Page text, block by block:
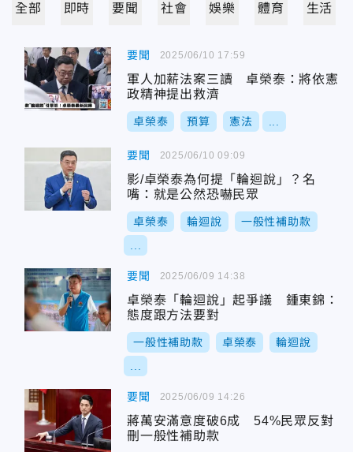
全部 即時 要聞 社會 娛樂 體育 生活
要聞
軍人加薪法案三讀 卓榮泰：將依憲
政精神提出救濟
卓榮泰 預算 憲法
2025/06/10 17:59
要聞
影/卓榮泰為何提「輪迴說」？名
嘴：就是公然恐嚇民眾
卓榮泰 輪迴說 一般性補助款
2025/06/10 09:09
要聞
卓榮泰「輪迴說」起爭議 鍾東錦：
態度跟方法要對
一般性補助款 卓榮泰 輪迴說
2025/06/09 14:38
要聞
蔣萬安滿意度破6成 54%民眾反對
刪一般性補助款
2025/06/09 14:26